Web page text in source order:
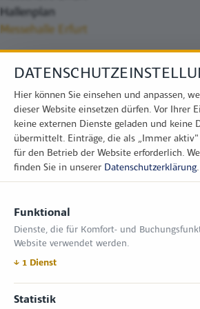
Hallenplan
Messehalle Erfurt
Zimper Media GmbH
Reinhardtstr. 31, 10117 Berlin
Tel.: +49 (0) 30 814 50 12 600
office@kommunal.de
ÖFFNUNGSZEITEN MESSE
Hier können Sie einsehen und anpassen,
dieser Website einsetzen dürfen. Vor Ihrer
keine externen Dienste geladen und keine
übermittelt. Einträge, die als „Immer
für den Betrieb der Website erforderlich.
finden Sie in unserer Datenschutzerklärung.
Funktional
Dienste, die für Komfort- und
Website verwendet werden.
↓ 1 Dienst
Statistik